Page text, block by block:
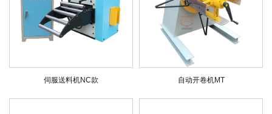
伺服送料机NC款 自动开卷机MT